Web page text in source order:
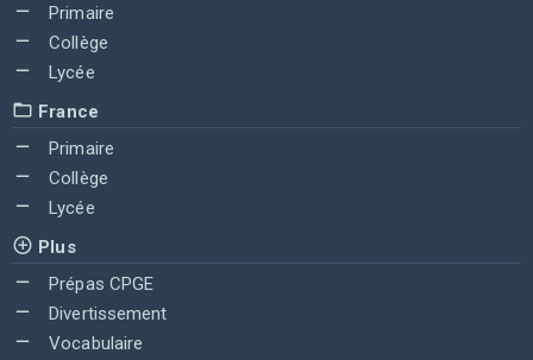
Primaire
Collège
Lycée
France
Primaire
Collège
Lycée
Plus
Prépas CPGE
Divertissement
Vocabulaire